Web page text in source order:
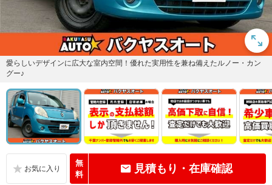
愛らしいデザインに広大な室内空間！優れた実用性を兼ね備えたルノー・カン
グー♪
無
料
見積もり・在庫確認